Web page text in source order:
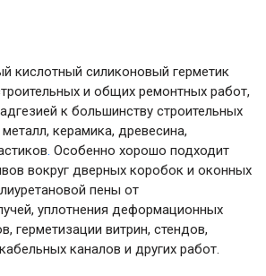
кислотный силиконовый герметик
и общих ремонтных работ,
к большинству строительных
керамика, древесина,
Особенно хорошо подходит
вокруг дверных коробок и оконных
пены от
уплотнения деформационных
герметизации витрин, стендов,
каналов и других работ.